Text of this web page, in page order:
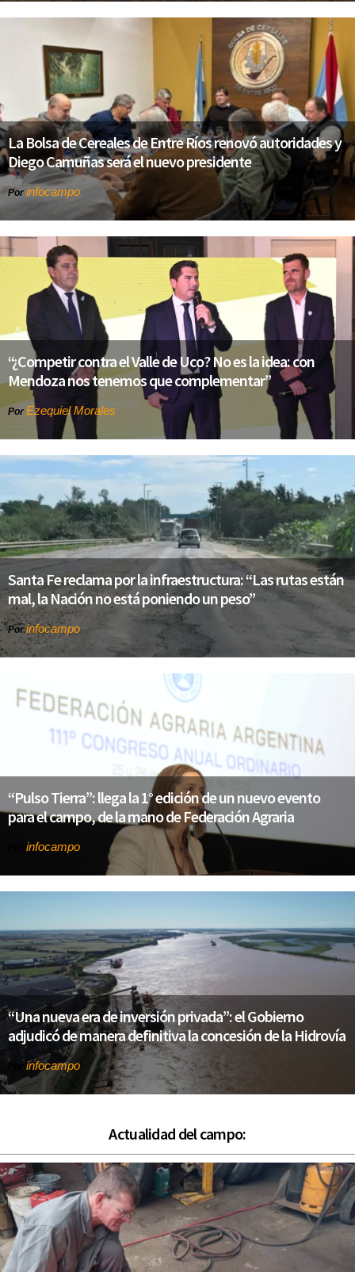
La Bolsa de Cereales de Entre Ríos renovó autoridades y
Diego Camuñas será el nuevo presidente
Por infocampo
“¿Competir contra el Valle de Uco? No es la idea: con
Mendoza nos tenemos que complementar”
Por Ezequiel Morales
Santa Fe reclama por la infraestructura: “Las rutas están
mal, la Nación no está poniendo un peso”
Porinfocampo
“Pulso Tierra”: llega la 1° edición de un nuevo evento
para el campo, de la mano de Federación Agraria
infocampo
“Una nueva era de inversión privada”: el Gobierno
adjudicó de manera definitiva la concesión de la Hidrovía
infocampo
Actualidad del campo: